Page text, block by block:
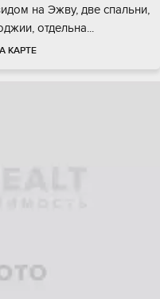
на Эжву, двe спальни,
отдeльнa...
КАРТЕ